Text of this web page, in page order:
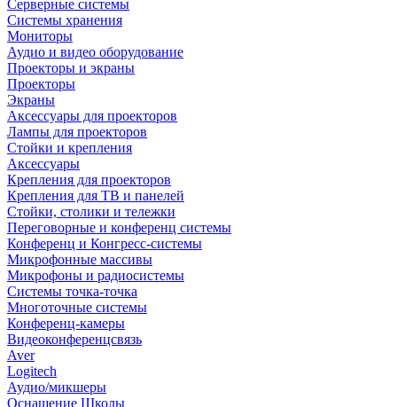
Серверные системы
Системы хранения
Мониторы
Аудио и видео оборудование
Проекторы и экраны
Проекторы
Экраны
Аксессуары для проекторов
Лампы для проекторов
Стойки и крепления
Аксессуары
Крепления для проекторов
Крепления для ТВ и панелей
Стойки, столики и тележки
Переговорные и конференц системы
Конференц и Конгресс-системы
Микрофонные массивы
Микрофоны и радиосистемы
Системы точка-точка
Многоточные системы
Конференц-камеры
Видеоконференцсвязь
Aver
Logitech
Аудио/микшеры
Оснащение Школы